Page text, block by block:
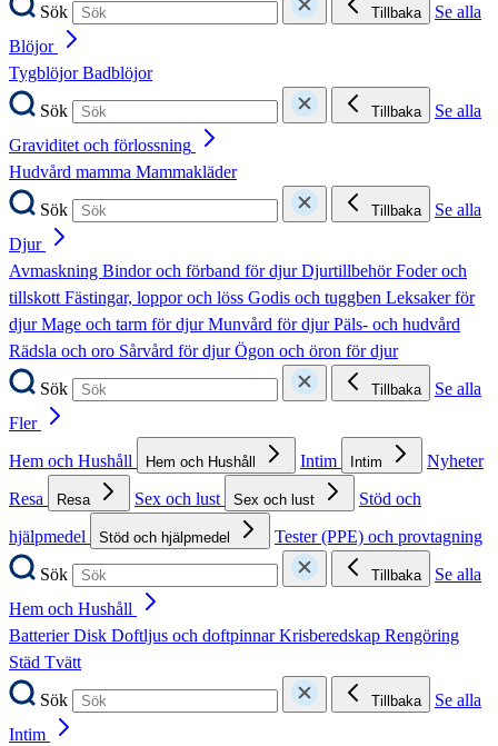
Sök
Tillbaka
Se alla
Blöjor
TygblöjorBadblöjor
Sök
Tillbaka
Se alla
Graviditet och förlossning
Hudvård mamma Mammakläder
Sök
Tillbaka
Se alla
Djur
Avmaskning Bindor och förband för djurDjurtillbehörFoder och
tillskottFästingar, loppor och löss Godis och tuggben Leksaker för
djurMage och tarm för djurMunvård för djurPäls- och hudvård
Rädsla och oro Sårvård för djurÖgon och öron för djur
Sök
Tillbaka
Se alla
Fler
Hem och Hushåll
Hem och Hushåll Intim Intim
Nyheter
Resa
Resa Sex och lust Sex och lust
Stöd och
hjälpmedel
Stöd och hjälpmedel
Tester (PPE) och provtagning
Sök
Tillbaka
Se alla
Hem och Hushåll
BatterierDisk Doftljus och doftpinnarKrisberedskap Rengöring
Städ Tvätt
Sök
Tillbaka
Se alla
Intim